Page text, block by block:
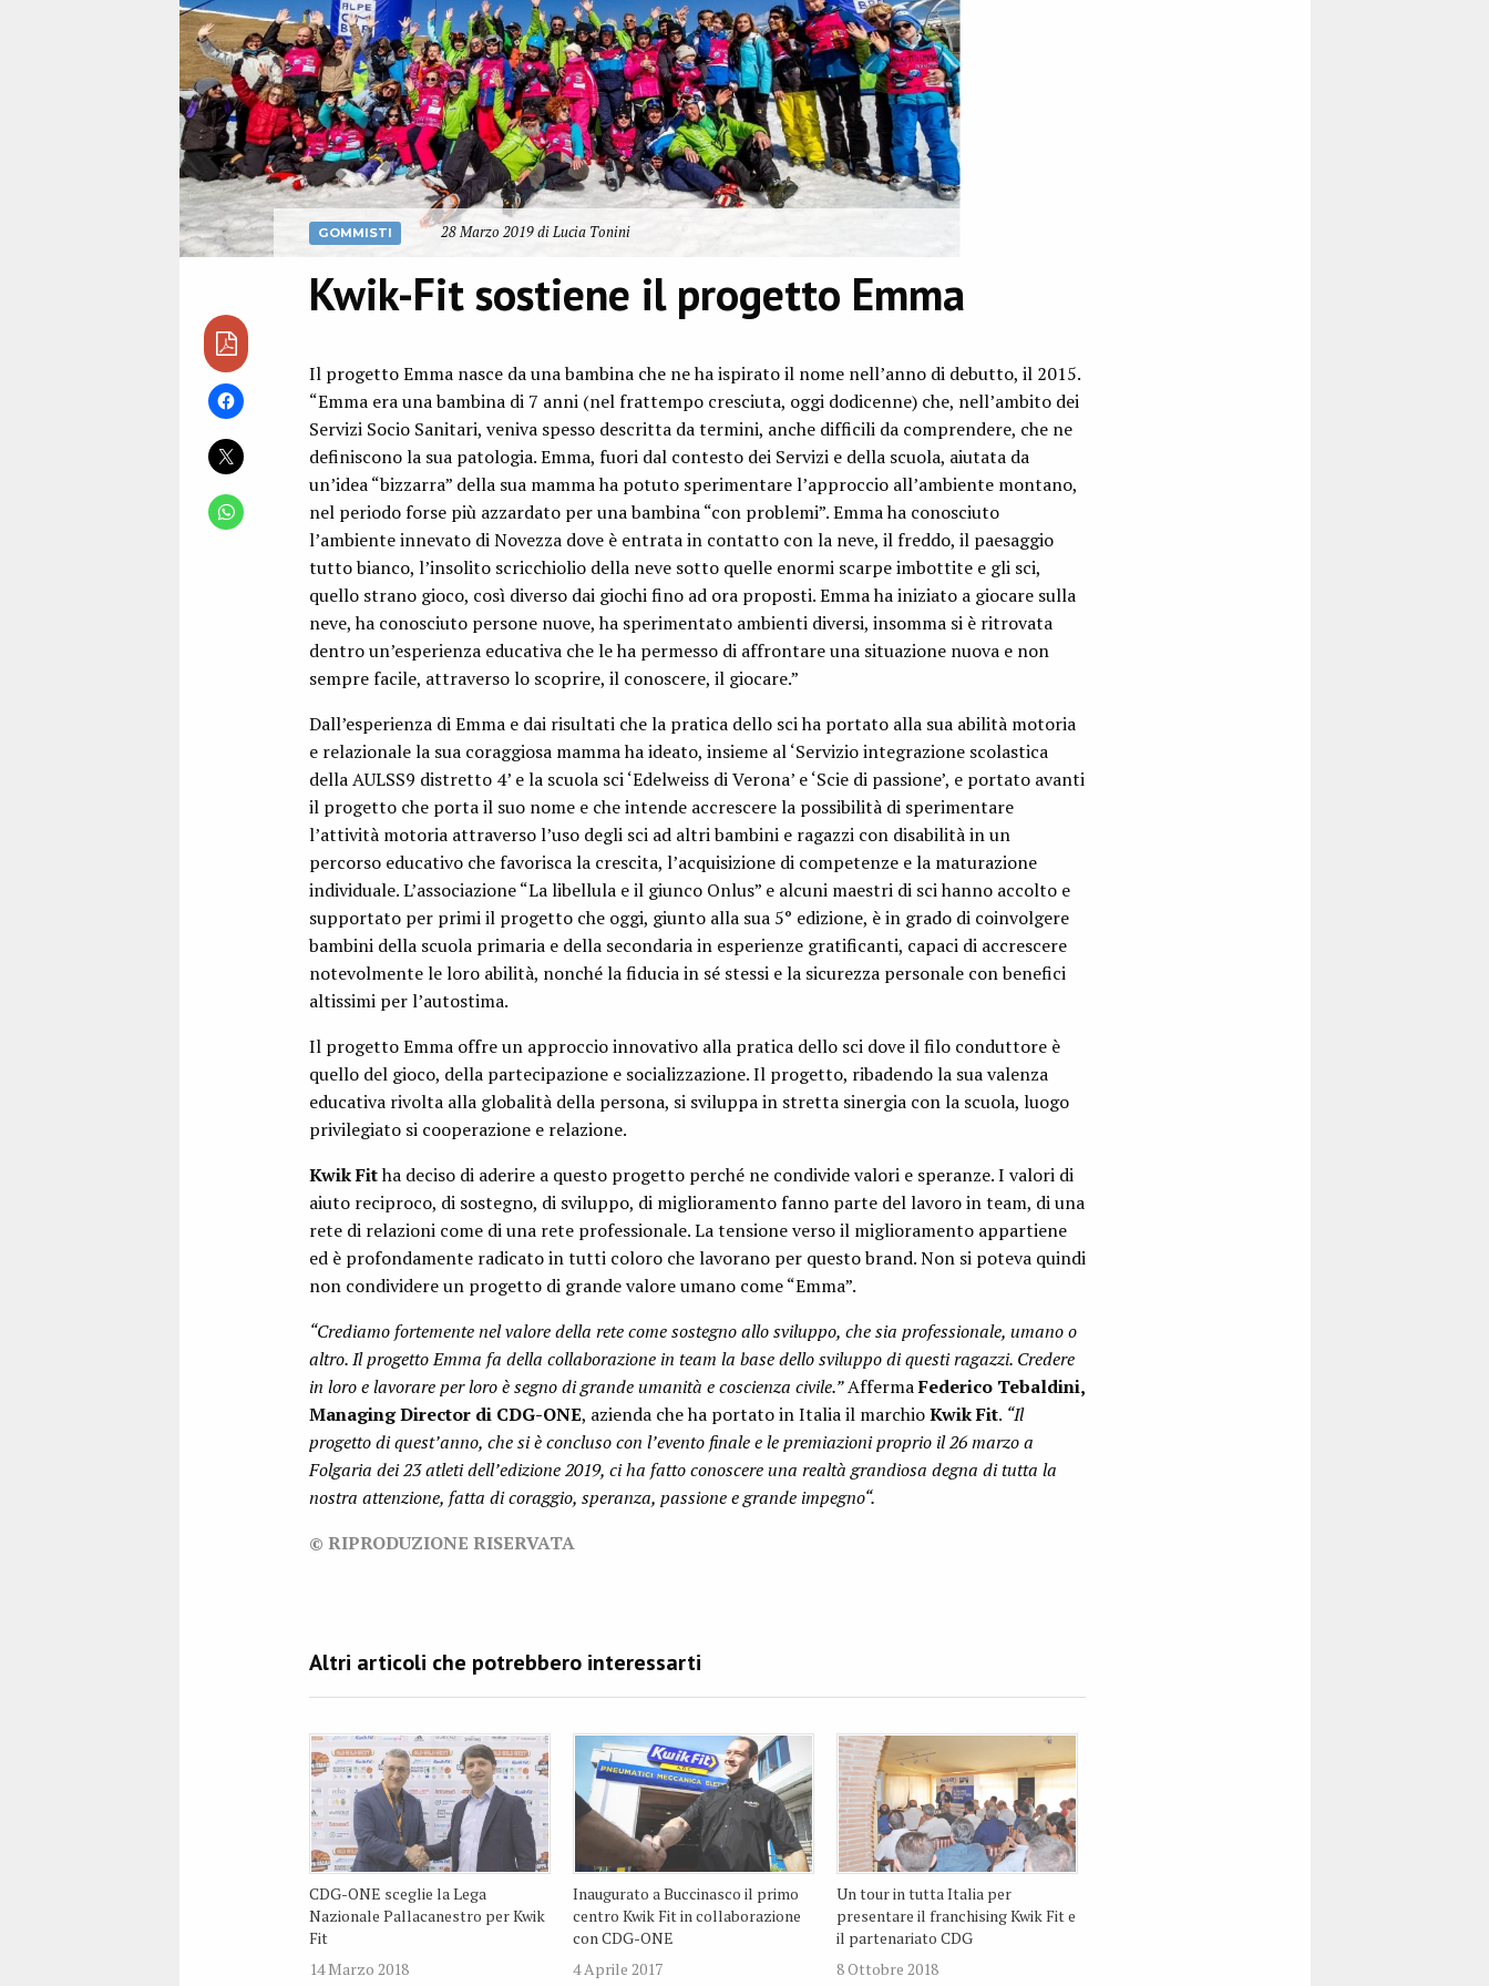
GOMMISTI 28 Marzo 2019 di Lucia Tonini
Kwik-Fit sostiene il progetto Emma
Il progetto Emma nasce da una bambina che ne ha ispirato il nome nell’anno di debutto, il 2015.
“Emma era una bambina di 7 anni (nel frattempo cresciuta, oggi dodicenne) che, nell’ambito dei
Servizi Socio Sanitari, veniva spesso descritta da termini, anche difficili da comprendere, che ne
definiscono la sua patologia. Emma, fuori dal contesto dei Servizi e della scuola, aiutata da
un’idea “bizzarra” della sua mamma ha potuto sperimentare l’approccio all’ambiente montano,
nel periodo forse più azzardato per una bambina “con problemi”. Emma ha conosciuto
l’ambiente innevato di Novezza dove è entrata in contatto con la neve, il freddo, il paesaggio
tutto bianco, l’insolito scricchiolio della neve sotto quelle enormi scarpe imbottite e gli sci,
quello strano gioco, così diverso dai giochi fino ad ora proposti. Emma ha iniziato a giocare sulla
neve, ha conosciuto persone nuove, ha sperimentato ambienti diversi, insomma si è ritrovata
dentro un’esperienza educativa che le ha permesso di affrontare una situazione nuova e non
sempre facile, attraverso lo scoprire, il conoscere, il giocare.”
Dall’esperienza di Emma e dai risultati che la pratica dello sci ha portato alla sua abilità motoria
e relazionale la sua coraggiosa mamma ha ideato, insieme al ‘Servizio integrazione scolastica
della AULSS9 distretto 4’ e la scuola sci ‘Edelweiss di Verona’ e ‘Scie di passione’, e portato avanti
il progetto che porta il suo nome e che intende accrescere la possibilità di sperimentare
l’attività motoria attraverso l’uso degli sci ad altri bambini e ragazzi con disabilità in un
percorso educativo che favorisca la crescita, l’acquisizione di competenze e la maturazione
individuale. L’associazione “La libellula e il giunco Onlus” e alcuni maestri di sci hanno accolto e
supportato per primi il progetto che oggi, giunto alla sua 5° edizione, è in grado di coinvolgere
bambini della scuola primaria e della secondaria in esperienze gratificanti, capaci di accrescere
notevolmente le loro abilità, nonché la fiducia in sé stessi e la sicurezza personale con benefici
altissimi per l’autostima.
Il progetto Emma offre un approccio innovativo alla pratica dello sci dove il filo conduttore è
quello del gioco, della partecipazione e socializzazione. Il progetto, ribadendo la sua valenza
educativa rivolta alla globalità della persona, si sviluppa in stretta sinergia con la scuola, luogo
privilegiato si cooperazione e relazione.
Kwik Fitha deciso di aderire a questo progetto perché ne condivide valori e speranze. I valori di
aiuto reciproco, di sostegno, di sviluppo, di miglioramento fanno parte del lavoro in team, di una
rete di relazioni come di una rete professionale. La tensione verso il miglioramento appartiene
ed è profondamente radicato in tutti coloro che lavorano per questo brand. Non si poteva quindi
non condividere un progetto di grande valore umano come “Emma”.
“Crediamo fortemente nel valore della rete come sostegno allo sviluppo, che sia professionale, umano o
altro. Il progetto Emma fa della collaborazione in team la base dello sviluppo di questi ragazzi. Credere
in loro e lavorare per loro è segno di grande umanità e coscienza civile.”AffermaFederico Tebaldini,
Managing Director di CDG-ONE, azienda che ha portato in Italia il marchioKwik Fit. “Il
progetto di quest’anno, che si è concluso con l’evento finale e le premiazioni proprio il 26 marzo a
Folgaria dei 23 atleti dell’edizione 2019, ci ha fatto conoscere una realtà grandiosa degna di tutta la
nostra attenzione, fatta di coraggio, speranza, passione e grande impegno“.
© RIPRODUZIONE RISERVATA
CDG-ONE sceglie la Lega
Nazionale Pallacanestro per Kwik
Fit
14 Marzo 2018
Inaugurato a Buccinasco il primo
centro Kwik Fit in collaborazione
con CDG-ONE
4 Aprile 2017
Un tour in tutta Italia per
presentare il franchising Kwik Fit e
il partenariato CDG
8 Ottobre 2018